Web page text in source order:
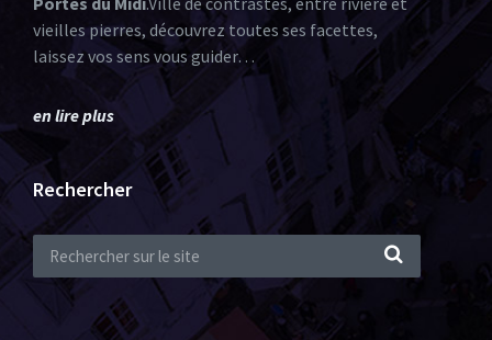
vieilles pierres, découvrez toutes ses facettes,
laissez vos sens vous guider…
en lire plus
Rechercher